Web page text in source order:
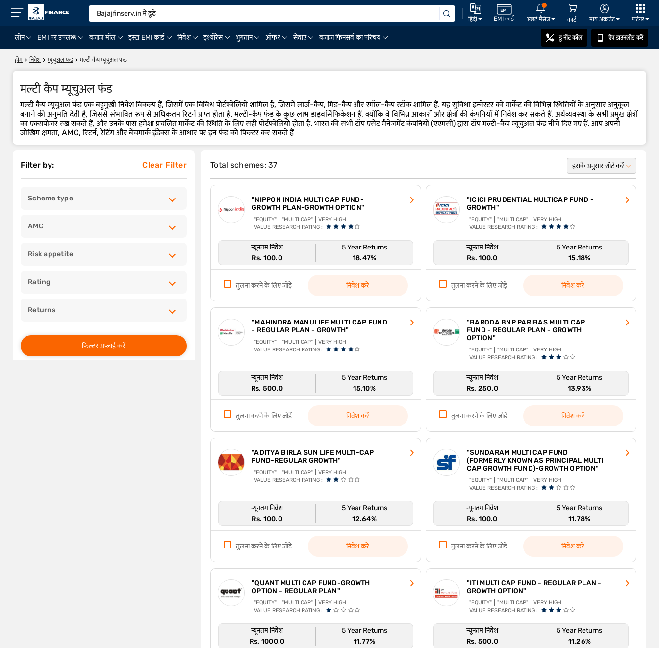
हिंदी EMI कार्ड अलर्ट मैसेज कार्ट माय अकाउंट पार्टनर
लोन EMI पर उपलब्ध बजाज मॉल इंस्टा EMI कार्ड निवेश इंश्योरेंस भुगतान ऑफर सेवाएं बजाज फिनसर्व का परिचय डु नॉट कॉल ऐप डाउनलोड करें
होम निवेश म्यूचुअल फंड मल्टी कैप म्यूचुअल फंड
मल्टी कैप म्यूचुअल फंड
मल्टी कैप म्यूचुअल फंड एक बहुमुखी निवेश विकल्प हैं, जिसमें एक विविध पोर्टफोलियो शामिल है, जिसमें लार्ज-कैप, मिड-कैप और स्मॉल-कैप स्टॉक शामिल हैं. यह सुविधा इन्वेस्टर को मार्केट की विभिन्न स्थितियों के अनुसार अनुकूल
बनाने की अनुमति देती है, जिससे संभावित रूप से अधिकतम रिटर्न प्राप्त होता है. मल्टी-कैप फंड के कुछ लाभ डाइवर्सिफिकेशन हैं, क्योंकि वे विभिन्न आकारों और क्षेत्रों की कंपनियों में निवेश कर सकते हैं, अर्थव्यवस्था के सभी प्रमुख क्षेत्रों
का एक्सपोज़र रख सकते हैं, और उनके पास हमेशा प्रचलित मार्केट की स्थिति के लिए सही पोर्टफोलियो होता है. भारत की सभी टॉप एसेट मैनेजमेंट कंपनियों (एएमसी) द्वारा टॉप मल्टी-कैप म्यूचुअल फंड नीचे दिए गए हैं. आप अपनी
जोखिम क्षमता, AMC, रिटर्न, रेटिंग और बेंचमार्क इंडेक्स के आधार पर इन फंड को फिल्टर कर सकते हैं
Filter by: Clear Filter
Scheme type
AMC
Risk appetite
Rating
Returns
फिल्टर अप्लाई करें
Total schemes: 37 इसके अनुसार सॉर्ट करें
"NIPPON INDIA MULTI CAP FUND-
GROWTH PLAN-GROWTH OPTION"
"EQUITY" "MULTI CAP"
VERY HIGH
VALUE RESEARCH RATING :
न्यूनतम निवेश
Rs. 100.0
5 Year Returns
18.47%
तुलना करने के लिए जोड़ें निवेश करें
"ICICI PRUDENTIAL MULTICAP FUND -
GROWTH"
"EQUITY" "MULTI CAP"
VERY HIGH
VALUE RESEARCH RATING :
न्यूनतम निवेश
Rs. 100.0
5 Year Returns
15.18%
तुलना करने के लिए जोड़ें निवेश करें
"MAHINDRA MANULIFE MULTI CAP FUND
- REGULAR PLAN - GROWTH"
"EQUITY" "MULTI CAP"
VERY HIGH
VALUE RESEARCH RATING :
न्यूनतम निवेश
Rs. 500.0
5 Year Returns
15.10%
तुलना करने के लिए जोड़ें निवेश करें
"BARODA BNP PARIBAS MULTI CAP
FUND - REGULAR PLAN - GROWTH
OPTION"
"EQUITY" "MULTI CAP"
VERY HIGH
VALUE RESEARCH RATING :
न्यूनतम निवेश
Rs. 250.0
5 Year Returns
13.93%
तुलना करने के लिए जोड़ें निवेश करें
"ADITYA BIRLA SUN LIFE MULTI-CAP
FUND-REGULAR GROWTH"
"EQUITY" "MULTI CAP"
VERY HIGH
VALUE RESEARCH RATING :
न्यूनतम निवेश
Rs. 100.0
5 Year Returns
12.64%
तुलना करने के लिए जोड़ें निवेश करें
"SUNDARAM MULTI CAP FUND
(FORMERLY KNOWN AS PRINCIPAL MULTI
CAP GROWTH FUND)-GROWTH OPTION"
"EQUITY" "MULTI CAP"
VERY HIGH
VALUE RESEARCH RATING :
न्यूनतम निवेश
Rs. 100.0
5 Year Returns
11.78%
तुलना करने के लिए जोड़ें निवेश करें
"QUANT MULTI CAP FUND-GROWTH
OPTION - REGULAR PLAN"
"EQUITY" "MULTI CAP"
VERY HIGH
VALUE RESEARCH RATING :
न्यूनतम निवेश
Rs. 1000.0
5 Year Returns
11.77%
"ITI MULTI CAP FUND - REGULAR PLAN -
GROWTH OPTION"
"EQUITY" "MULTI CAP"
VERY HIGH
VALUE RESEARCH RATING :
न्यूनतम निवेश
Rs. 500.0
5 Year Returns
11.26%